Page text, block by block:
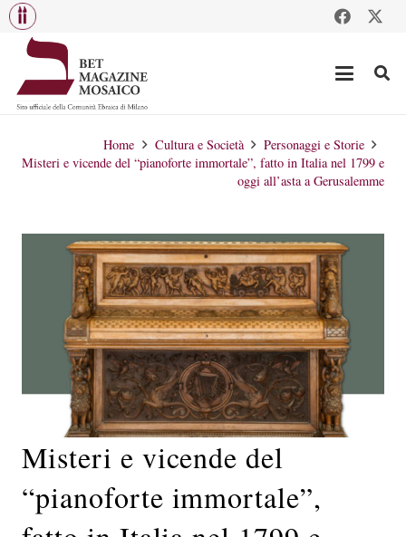
Home Cultura e Società
Personaggi e Storie
Misteri e vicende del “pianoforte immortale”, fatto in Italia nel 1799 e
oggi all’asta a Gerusalemme
Misteri e vicende del
“pianoforte immortale”,